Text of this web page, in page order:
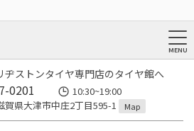
ヂストンタイヤ専門店のタイヤ館へ
0201
10:30~19:00
県大津市中庄2丁目595-1
Map